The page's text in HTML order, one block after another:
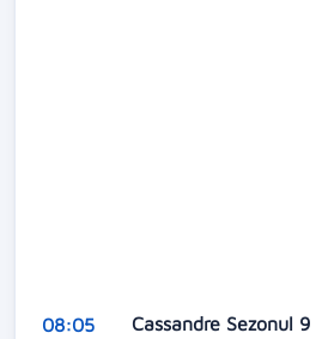
08:05
Cassandre Sezonul